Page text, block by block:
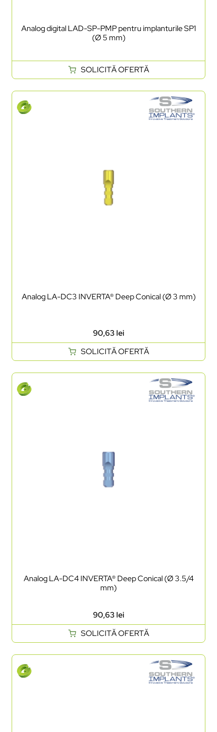
Analog digital LAD-SP-PMP pentru implanturile SP1
(Ø 5 mm)
SOLICITĂ OFERTĂ
Analog LA-DC3 INVERTA® Deep Conical (Ø 3 mm)
90,63 lei
SOLICITĂ OFERTĂ
Analog LA-DC4 INVERTA® Deep Conical (Ø 3.5/4
mm)
90,63 lei
SOLICITĂ OFERTĂ